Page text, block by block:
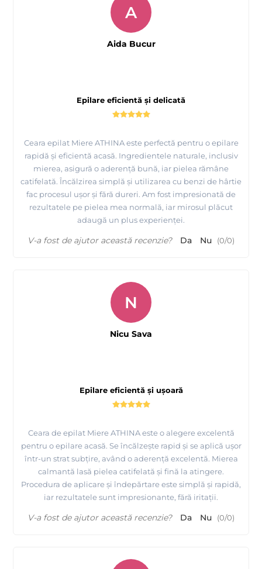
Epilare eficientă și delicată
Ceara epilat Miere ATHINA este perfectă pentru o epilare
rapidă și eficientă acasă. Ingredientele naturale, inclusiv
mierea, asigură o aderență bună, iar pielea rămâne
catifelată. Încălzirea simplă și utilizarea cu benzi de hârtie
fac procesul ușor și fără dureri. Am fost impresionată de
rezultatele pe pielea mea normală, iar mirosul plăcut
adaugă un plus experienței.
A
Aida Bucur
V-a fost de ajutor această recenzie? Da Nu (0/0)
Epilare eficientă și ușoară
Ceara de epilat Miere ATHINA este o alegere excelentă
pentru o epilare acasă. Se încălzește rapid și se aplică ușor
într-un strat subțire, având o aderență excelentă. Mierea
calmantă lasă pielea catifelată și fină la atingere.
Procedura de aplicare și îndepărtare este simplă și rapidă,
iar rezultatele sunt impresionante, fără iritații.
N
Nicu Sava
V-a fost de ajutor această recenzie? Da Nu (0/0)